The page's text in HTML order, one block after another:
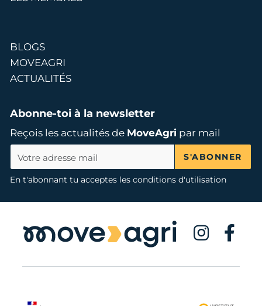
BLOGS
MOVEAGRI
ACTUALITÉS
Abonne-toi à la newsletter
Reçois les actualités de MoveAgripar mail
S'ABONNER
En t'abonnant tu acceptes les conditions d'utilisation